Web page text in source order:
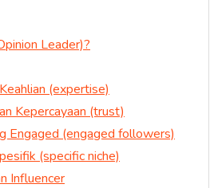
Leader)?
(expertise)
Kepercayaan (trust)
Engaged (engaged followers)
(specific niche)
Influencer